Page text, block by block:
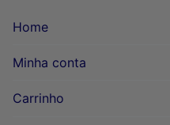
Home
Minha conta
Carrinho